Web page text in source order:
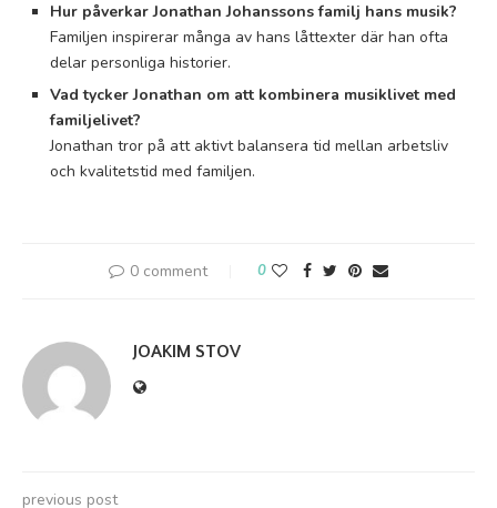
Hur påverkar Jonathan Johanssons familj hans musik?
Familjen inspirerar många av hans låttexter där han ofta
delar personliga historier.
Vad tycker Jonathan om att kombinera musiklivet med
familjelivet?
Jonathan tror på att aktivt balansera tid mellan arbetsliv
och kvalitetstid med familjen.
0 comment 0
JOAKIM STOV
previous post